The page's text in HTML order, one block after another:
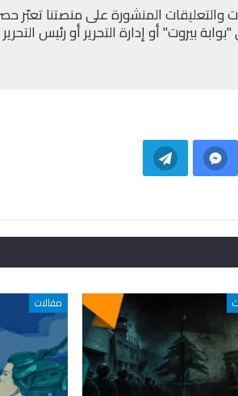
والتعليقات المنشورة على منصتنا تعبّر
بيروت" أو إدارة التحرير أو رئيس التحرير
مقالات